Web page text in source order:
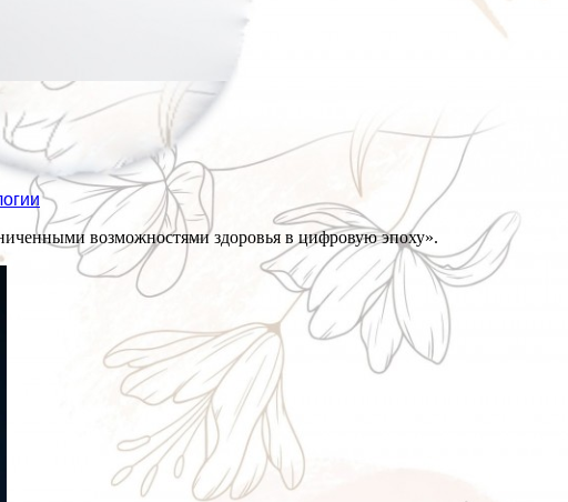
возможностями здоровья в цифровую эпоху».